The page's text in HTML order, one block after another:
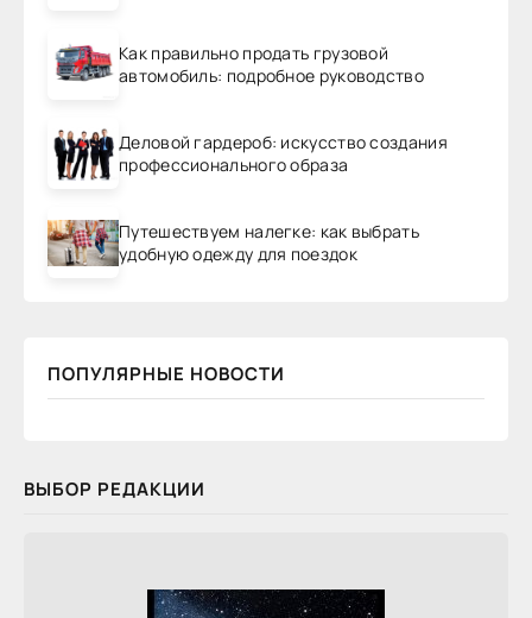
Как правильно продать грузовой
автомобиль: подробное руководство
Деловой гардероб: искусство создания
профессионального образа
Путешествуем налегке: как выбрать
удобную одежду для поездок
ПОПУЛЯРНЫЕ НОВОСТИ
ВЫБОР РЕДАКЦИИ